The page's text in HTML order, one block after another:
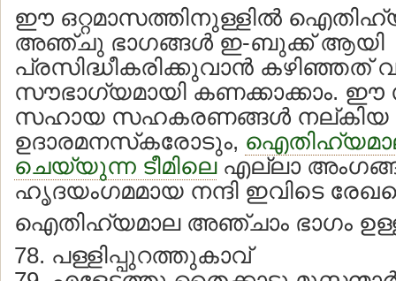
ഈ ഒറ്റമാസത്തിനുള്ളില്‍
അഞ്ചു ഭാഗങ്ങള്‍ ഇ-ബുക്ക് ആയി
പ്രസിദ്ധീകരിക്കുവാന്‍ കഴിഞ്ഞത്
സൗഭാഗ്യമായി കണക്കാക്കാം. ഈ
സഹായ സഹകരണങ്ങള്‍ നല്കിയ
ഉദാരമനസ്‌കരോടും,
ചെയ്യുന്ന ടീമിലെഎല്ലാ
ഹൃദയംഗമമായ നന്ദി ഇവിടെ
ഐതിഹ്യമാല അഞ്ചാം ഭാഗം
78. പള്ളിപ്പുറത്തുകാവ്